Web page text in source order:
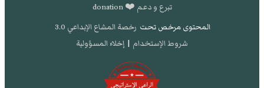
تبرع و دعم ❤️ donation
المحتوى مرخص تحت رخصة المشاع الإبداعي 3.0
شروط الإستخدام | إخلاء المسؤولية